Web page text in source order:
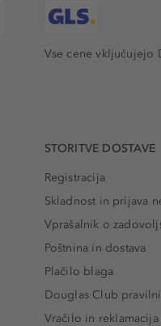
Vse cene vključujejo
STORITVE DOSTAVE
Registracija
Skladnost in prijava
Vprašalnik o
Poštnina in dostava
Plačilo blaga
Douglas Club
Vračilo in